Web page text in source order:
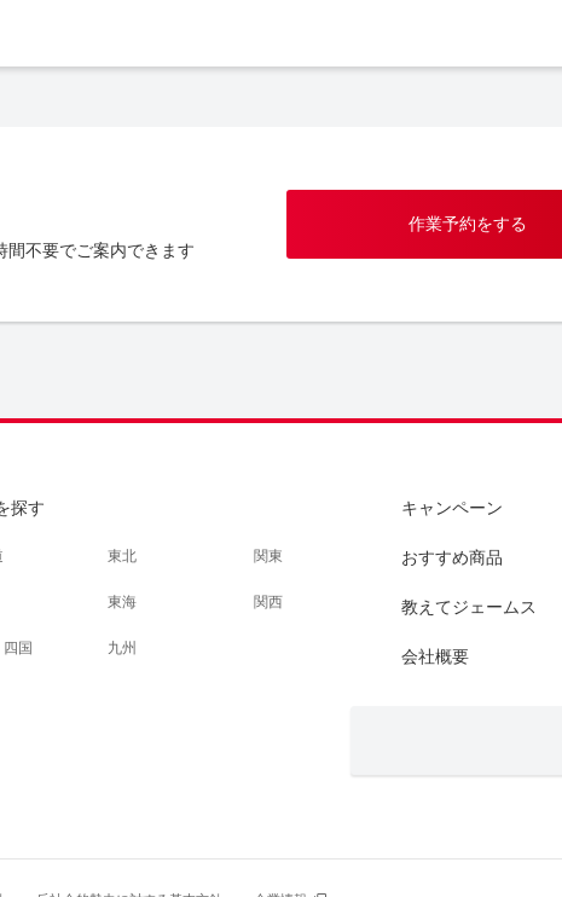
間不要でご案内できます
作業予約をする
探す
東北 関東
東海 関西
国 九州
キャンペーン
おすすめ商品
教えてジェームス
会社概要